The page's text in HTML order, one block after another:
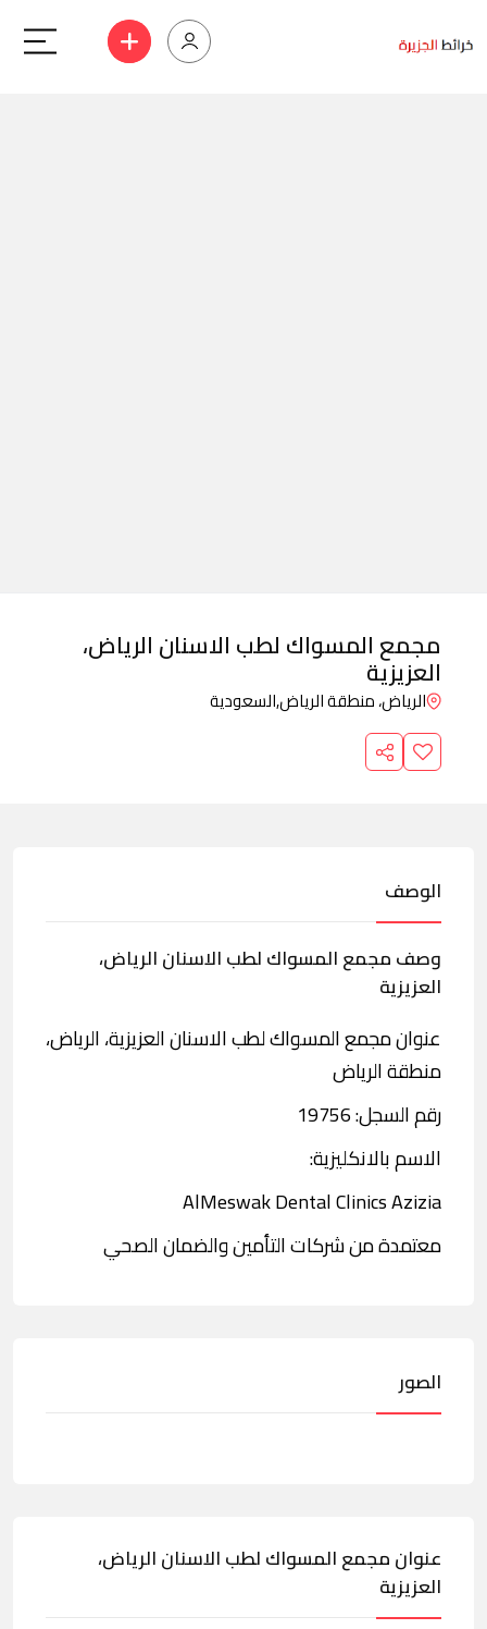
مجمع المسواك لطب الاسنان الرياض،
العزيزية
الرياض، منطقة الرياض,السعودية
الوصف
وصف مجمع المسواك لطب الاسنان الرياض،
العزيزية
عنوان مجمع المسواك لطب الاسنان العزيزية، الرياض،
منطقة الرياض
رقم السجل: 19756
الاسم بالانكليزية:
AlMeswak Dental Clinics Azizia
معتمدة من شركات التأمين والضمان الصحي
الصور
عنوان مجمع المسواك لطب الاسنان الرياض،
العزيزية